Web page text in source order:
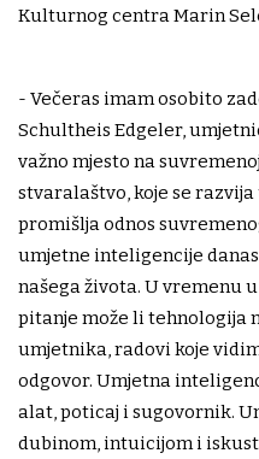
Kulturnog centra Marin
- Večeras imam osobito
Schultheis Edgeler,
važno mjesto na
stvaralaštvo, koje se
promišlja odnos
umjetne inteligencije
našega života. U vremenu
pitanje može li tehnologija
umjetnika, radovi koje
odgovor. Umjetna
alat, poticaj i sugovornik.
dubinom, intuicijom i